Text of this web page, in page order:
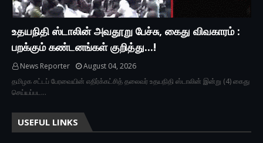
உதயநிதி ஸ்டாலின் அவதூறு பேச்சு, கைது விவகாரம் :
பறக்கும் கண்டனங்கள் குறித்து...!
News Reporter
August 04, 2026
தமிழக சட்டப் பேரவையின் எதிர்க்கட்சித் தலைவர் உதயநிதி ஸ்டாலின் இன்று (4) கைது
செய்யப்பட…
USEFUL LINKS